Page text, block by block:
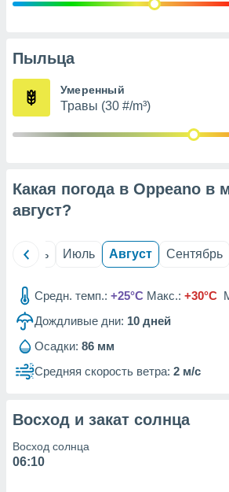
рекламы
сведения
1199
Пыльца
Умеренный
Травы (30 #/m³)
Какая погода в Oppeano в
август?
Июнь Июль Август Сентябрь
Средн. темп.: +25°C Макс.: +30°C
Дождливые дни: 10 дней
Осадки: 86 мм
Средняя скорость ветра: 2 м/с
Восход и закат солнца
Восход солнца
06:10